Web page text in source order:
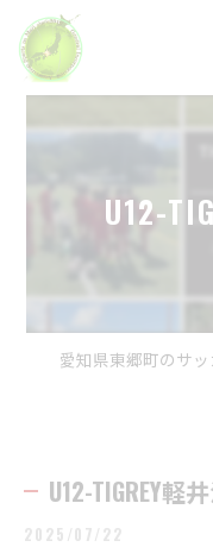
U12-
U12-TIGREY軽
2025/07/22